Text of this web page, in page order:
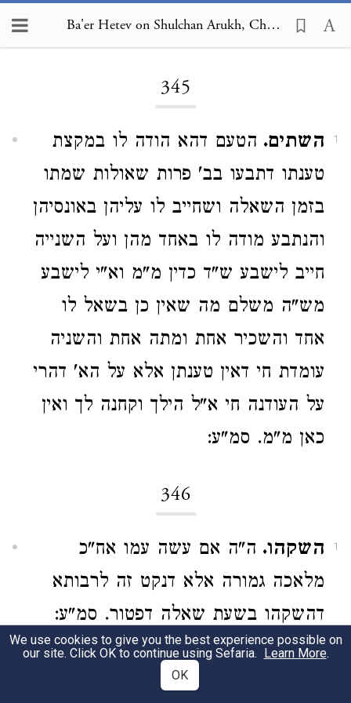
Ba'er Hetev on Shulchan Arukh, Choshen Mishpat 345
345
1 השתים. הטעם דהא הודה לו במקצת
טענתו דתבעו בב' פרות שאולות שמתו
בזמן השאלה ושחייב לו עליהן באונסיהן
והנתבע מודה לו באחד מהן ועל השנייה
חייב לישבע ש"ד כדין מ"מ וא"י לישבע
מש"ה משלם מה שאין כן בשאל לו
אחד והשכיר אחת ומתה אחת והשניה
עומדת חי דאין טענתן אלא על הא' דהרי
על העודנה חי א"ל הילך וקחנה לך ואין
כאן מ"מ. סמ"ע:
346
1 השקהו. ה"ה אם עשה עמו אח"כ
מלאכה גמורה אלא דנקט זה לרבותא
דהשקהו בשעת שאלה דפטור. סמ"ע:
מזמין.והיינו דוקא כשהבטיחו לעשות
We use cookies to give you the best experience possible on
our site. Click OK to continue using Sefaria. Learn More.
OK